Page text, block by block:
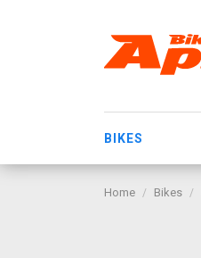
BIKES
Home Bikes